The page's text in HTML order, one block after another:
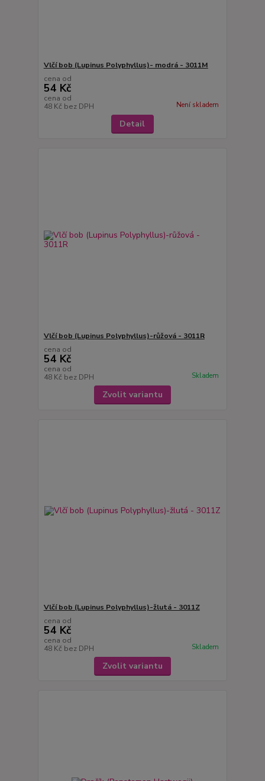
Vlčí bob (Lupinus Polyphyllus)- modrá - 3011M
cena od
54 Kč
cena od
48 Kč bez DPH Není skladem
Detail
Vlčí bob (Lupinus Polyphyllus)-růžová - 3011R
cena od
54 Kč
cena od
48 Kč bez DPH Skladem
Zvolit variantu
Vlčí bob (Lupinus Polyphyllus)-žlutá - 3011Z
cena od
54 Kč
cena od
48 Kč bez DPH Skladem
Zvolit variantu